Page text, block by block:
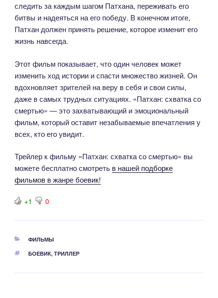
следить за каждым шагом Патхана, переживать его
битвы и надеяться на его победу. В конечном итоге,
Патхан должен принять решение, которое изменит его
жизнь навсегда.
Этот фильм показывает, что один человек может
изменить ход истории и спасти множество жизней. Он
вдохновляет зрителей на веру в себя и свои силы,
даже в самых трудных ситуациях. «Патхан: схватка со
смертью» — это захватывающий и эмоциональный
фильм, который оставит незабываемые впечатления у
всех, кто его увидит.
Трейлер к фильму «Патхан: схватка со смертью» вы
можете бесплатно смотреть в нашей подборке
фильмов в жанре боевик!
+1 0
РУБРИКИ
ФИЛЬМЫ
МЕТКИ
БОЕВИК, ТРИЛЛЕР